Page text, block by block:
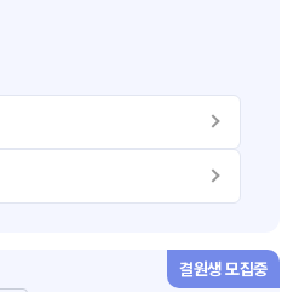
결원생 모집중